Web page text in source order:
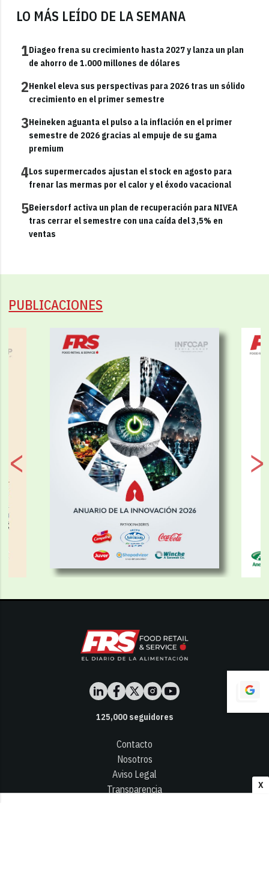
X
LO MÁS LEÍDO DE LA SEMANA
1Diageo frena su crecimiento hasta 2027 y lanza un plan
de ahorro de 1.000 millones de dólares
2Henkel eleva sus perspectivas para 2026 tras un sólido
crecimiento en el primer semestre
3Heineken aguanta el pulso a la inflación en el primer
semestre de 2026 gracias al empuje de su gama
premium
4Los supermercados ajustan el stock en agosto para
frenar las mermas por el calor y el éxodo vacacional
5Beiersdorf activa un plan de recuperación para NIVEA
tras cerrar el semestre con una caída del 3,5% en
ventas
PUBLICACIONES
125,000seguidores
Contacto
Nosotros
Aviso Legal
Transparencia